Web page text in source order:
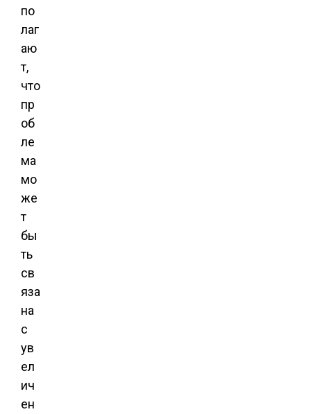
по
лаг
аю
т,
что
пр
об
ле
ма
мо
же
т
бы
ть
св
яза
на
с
ув
ел
ич
ен